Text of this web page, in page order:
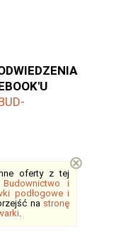
oferty z tej
Budownictwo i
podłogowe i
na stronę
.
⊗